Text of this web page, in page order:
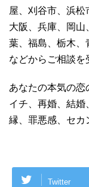
屋、刈谷市、浜松
大阪、兵庫、岡
葉、福島、栃木、
などからご相談を
あなたの本気の恋
イチ、再婚、結婚
縁、罪悪感、セカ
Twitter